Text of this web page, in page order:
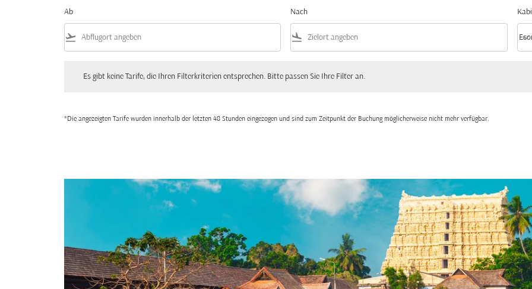
Ab
flight_takeoff
Nach
flight_land keyboard_arrow_down
Es gibt keine Tarife, die Ihren Filterkriterien entsprechen. Bitte passen Sie Ihre Filter an.
*Die angezeigten Tarife wurden innerhalb der letzten 48 Stunden eingezogen und sind zum Zeitpunkt der Buchung möglicherweise nicht mehr verfügbar.